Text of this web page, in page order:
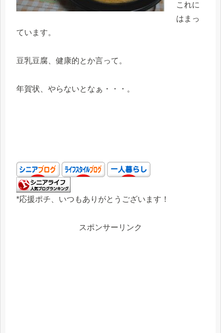
これに
はまっ
ています。
豆乳豆腐、健康的とか言って。
年賀状、やらないとなぁ・・・。
*応援ポチ、いつもありがとうございます！
スポンサーリンク